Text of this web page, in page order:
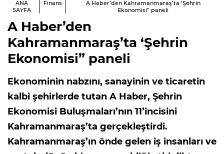
ANA
SAYFA
Finans
A Haber’den Kahramanmaraş’ta ‘Şehrin
Ekonomisi” paneli
A Haber’den
Kahramanmaraş’ta ‘Şehrin
Ekonomisi” paneli
Ekonominin nabzını, sanayinin ve ticaretin
kalbi şehirlerde tutan A Haber, Şehrin
Ekonomisi Buluşmaları’nın 11’incisini
Kahramanmaraş’ta gerçekleştirdi.
Kahramanmaraş’ın önde gelen iş insanları ve